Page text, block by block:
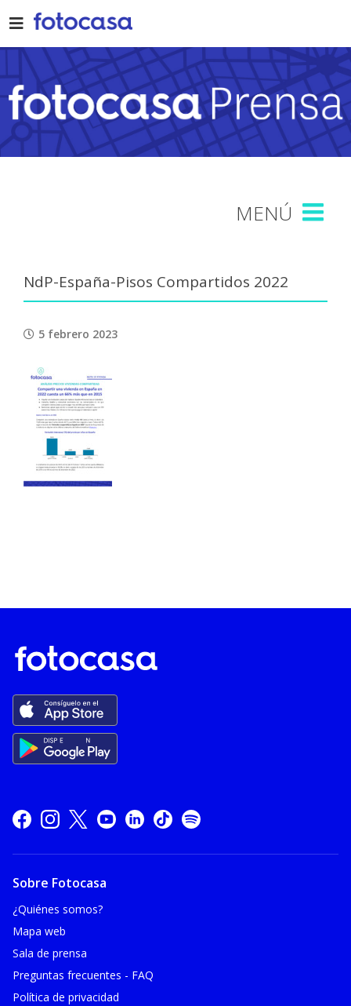
to
content
NdP-España-Pisos Compartidos 2022
5 febrero 2023
Sobre Fotocasa
¿Quiénes somos?
Mapa web
Sala de prensa
Preguntas frecuentes - FAQ
Política de privacidad